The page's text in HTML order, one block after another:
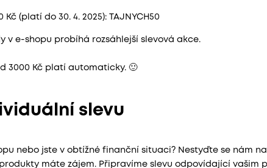
(platí do 30. 4. 2025): TAJNYCH50
v e-shopu probíhá rozsáhlejší slevová akce.
3000 Kč platí automaticky. 🙂
slevu
nebo jste v obtížné finanční situaci? Nestyďte se nám
produkty máte zájem. Připravíme slevu odpovídající vašim